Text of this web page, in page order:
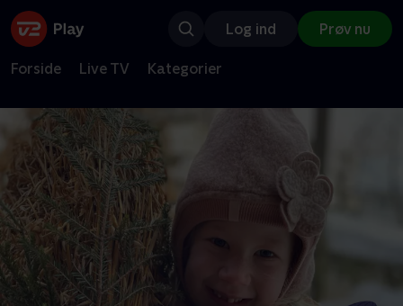
Log ind Prøv nu
Forside Live TV Kategorier